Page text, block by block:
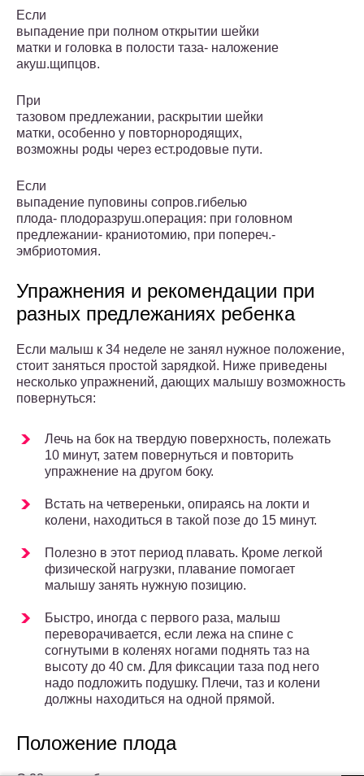
Если
выпадение при полном открытии шейки
матки и головка в полости таза- наложение
акуш.щипцов.
При
тазовом предлежании, раскрытии шейки
матки, особенно у повторнородящих,
возможны роды через ест.родовые пути.
Если
выпадение пуповины сопров.гибелью
плода- плодоразруш.операция: при головном
предлежании- краниотомию, при попереч.-
эмбриотомия.
Упражнения и рекомендации при
разных предлежаниях ребенка
Если малыш к 34 неделе не занял нужное положение,
стоит заняться простой зарядкой. Ниже приведены
несколько упражнений, дающих малышу возможность
повернуться:
Лечь на бок на твердую поверхность, полежать
10 минут, затем повернуться и повторить
упражнение на другом боку.
Встать на четвереньки, опираясь на локти и
колени, находиться в такой позе до 15 минут.
Полезно в этот период плавать. Кроме легкой
физической нагрузки, плавание помогает
малышу занять нужную позицию.
Быстро, иногда с первого раза, малыш
переворачивается, если лежа на спине с
согнутыми в коленях ногами поднять таз на
высоту до 40 см. Для фиксации таза под него
надо подложить подушку. Плечи, таз и колени
должны находиться на одной прямой.
Положение плода